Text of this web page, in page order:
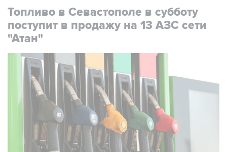
Топливо в Севастополе в субботу
поступит в продажу на 13 АЗС сети
"Атан"